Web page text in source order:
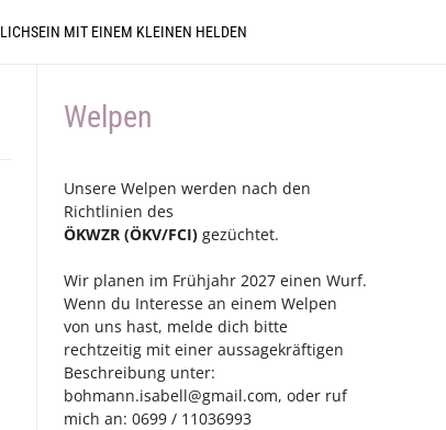
MIT EINEM KLEINEN HELDEN
Welpen
Unsere Welpen werden nach den
Richtlinien des
ÖKWZR (ÖKV/FCI) gezüchtet.
Wir planen im Frühjahr 2027 einen Wurf.
Wenn du Interesse an einem Welpen
von uns hast, melde dich bitte
rechtzeitig mit einer aussagekräftigen
Beschreibung unter:
bohmann.isabell@gmail.com, oder ruf
mich an: 0699 / 11036993